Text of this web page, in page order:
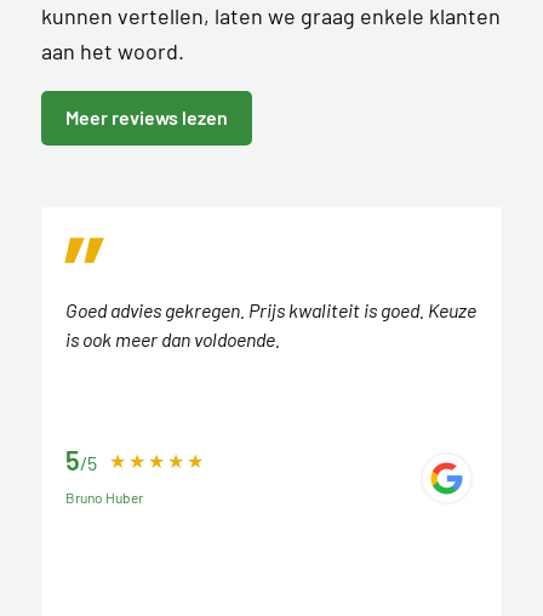
kunnen vertellen, laten we graag enkele klanten
aan het woord.
Meer reviews lezen
Goed advies gekregen. Prijs kwaliteit is goed. Keuze
is ook meer dan voldoende.
5/5
Bruno Huber